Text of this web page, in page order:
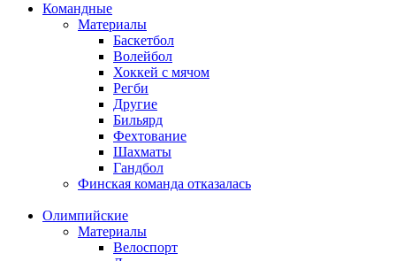
Командные
Материалы
Баскетбол
Волейбол
Хоккей с мячом
Регби
Другие
Бильярд
Фехтование
Шахматы
Гандбол
Финская команда отказалась
Олимпийские
Материалы
Велоспорт